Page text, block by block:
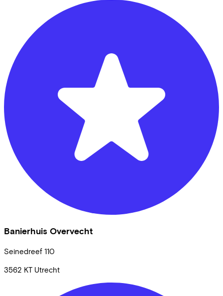
Banierhuis Overvecht
Seinedreef 110
3562 KT Utrecht